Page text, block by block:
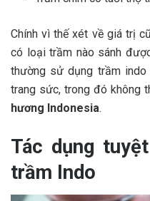
Chính vì thế xét về giá trị
có loại trầm nào sánh
thường sử dụng trầm indo
trang sức, trong đó không
hương Indonesia.
Tác dụng
trầm Indo